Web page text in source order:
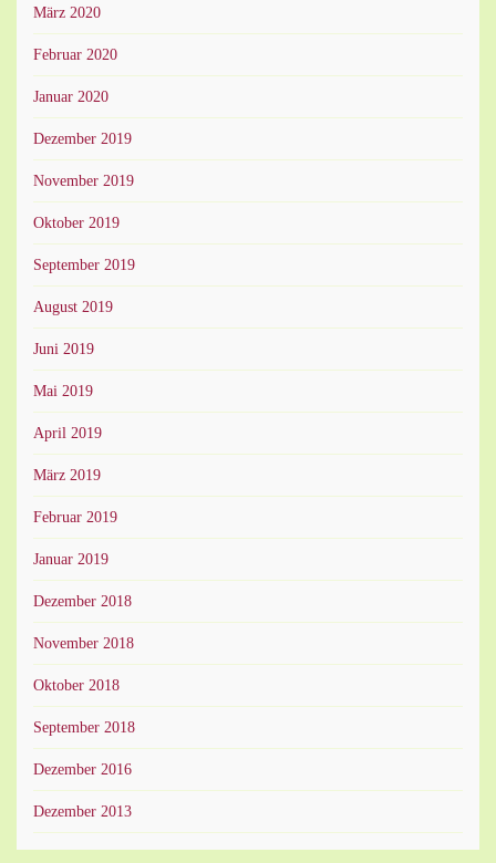
März 2020
Februar 2020
Januar 2020
Dezember 2019
November 2019
Oktober 2019
September 2019
August 2019
Juni 2019
Mai 2019
April 2019
März 2019
Februar 2019
Januar 2019
Dezember 2018
November 2018
Oktober 2018
September 2018
Dezember 2016
Dezember 2013